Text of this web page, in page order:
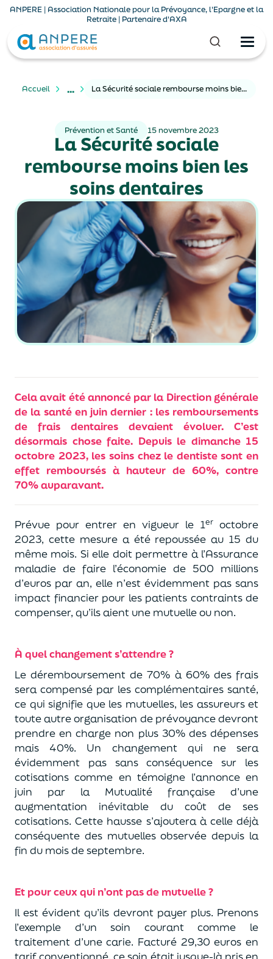
ANPERE | Association Nationale pour la Prévoyance, l'Epargne et la
Retraite | Partenaire d'AXA
Accueil ... La Sécurité sociale rembourse moins bien les soins dentaires
Prévention et Santé 15 novembre 2023
La Sécurité sociale
rembourse moins bien les
soins dentaires
Cela avait été annoncé par la Direction générale
de la santé en juin dernier : les remboursements
de frais dentaires devaient évoluer. C’est
désormais chose faite. Depuis le dimanche 15
octobre 2023, les soins chez le dentiste sont en
effet remboursés à hauteur de 60%, contre
70% auparavant.
Prévue pour entrer en vigueur le 1er octobre
2023, cette mesure a été repoussée au 15 du
même mois. Si elle doit permettre à l’Assurance
maladie de faire l’économie de 500 millions
d’euros par an, elle n’est évidemment pas sans
impact financier pour les patients contraints de
compenser, qu’ils aient une mutuelle ou non.
À quel changement s’attendre ?
Le déremboursement de 70% à 60% des frais
sera compensé par les complémentaires santé,
ce qui signifie que les mutuelles, les assureurs et
toute autre organisation de prévoyance devront
prendre en charge non plus 30% des dépenses
mais 40%. Un changement qui ne sera
évidemment pas sans conséquence sur les
cotisations comme en témoigne l’annonce en
juin par la Mutualité française d’une
augmentation inévitable du coût de ses
cotisations. Cette hausse s’ajoutera à celle déjà
conséquente des mutuelles observée depuis la
fin du mois de septembre.
Et pour ceux qui n’ont pas de mutuelle ?
Il est évident qu’ils devront payer plus. Prenons
l’exemple d’un soin courant comme le
traitement d’une carie. Facturé 29,30 euros en